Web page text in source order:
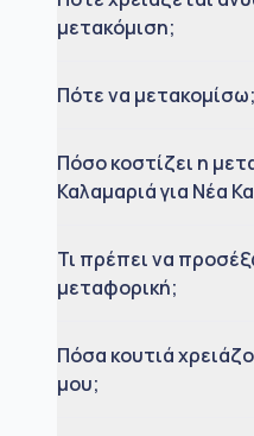
μετακόμιση;
Πότε να μετακομίσω;
Πόσο κοστίζει η
Καλαμαριά για Νέα
Τι πρέπει να
μεταφορική;
Πόσα κουτιά
μου;